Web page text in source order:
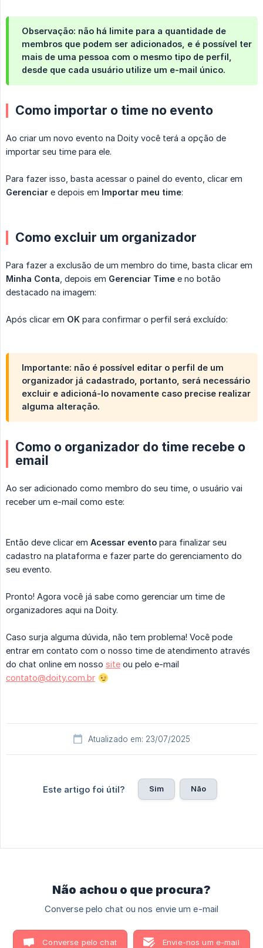
Observação: não há limite para a quantidade de
membros que podem ser adicionados, e é possível ter
mais de uma pessoa com o mesmo tipo de perfil,
desde que cada usuário utilize um e-mail único.
Como importar o time no evento
Ao criar um novo evento na Doity você terá a opção de
importar seu time para ele.
Para fazer isso, basta acessar o painel do evento, clicar em
Gerenciar e depois em Importar meu time:
Como excluir um organizador
Para fazer a exclusão de um membro do time, basta clicar em
Minha Conta , depois em Gerenciar Time e no botão
destacado na imagem:
Após clicar em OK para confirmar o perfil será excluído:
Importante: não é possível editar o perfil de um
organizador já cadastrado, portanto, será necessário
excluir e adicioná-lo novamente caso precise realizar
alguma alteração.
Como o organizador do time recebe o
email
Ao ser adicionado como membro do seu time, o usuário vai
receber um e-mail como este:
Então deve clicar em Acessar evento para finalizar seu
cadastro na plataforma e fazer parte do gerenciamento do
seu evento.
Pronto! Agora você já sabe como gerenciar um time de
organizadores aqui na Doity.
Caso surja alguma dúvida, não tem problema! Você pode
entrar em contato com o nosso time de atendimento através
do chat online em nosso site ou pelo e-mail
contato@doity.com.br
Atualizado em: 23/07/2025
Este artigo foi útil? Sim Não
Não achou o que procura?
Converse pelo chat ou nos envie um e-mail
Converse pelo chat Envie-nos um e-mail